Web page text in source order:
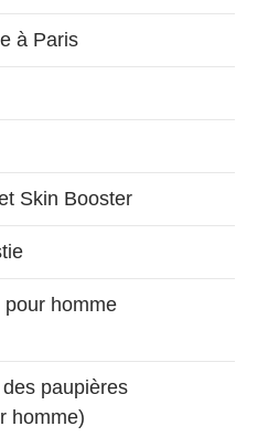
à Paris
Skin Booster
homme
paupières
homme)